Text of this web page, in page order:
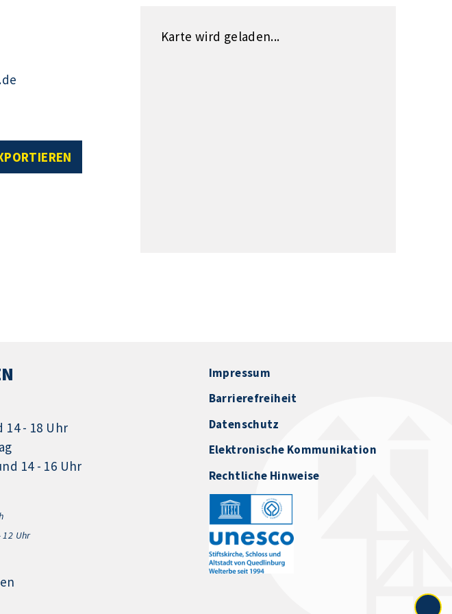
Karte wird geladen...
14 - 18 Uhr
14 - 16 Uhr
12 Uhr
Impressum
Barrierefreiheit
Datenschutz
Elektronische Kommunikation
Rechtliche Hinweise